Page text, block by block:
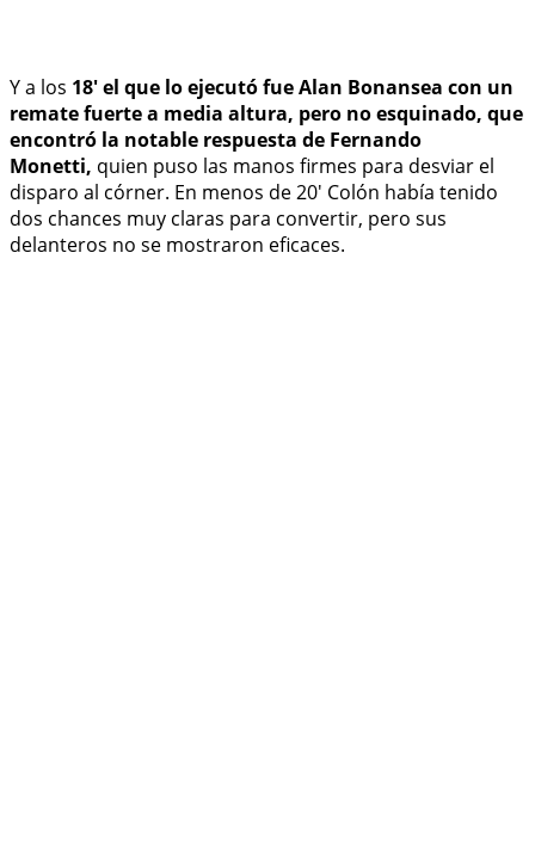
Y a los 18' el que lo ejecutó fue Alan Bonansea con un
remate fuerte a media altura, pero no esquinado, que
encontró la notable respuesta de Fernando
Monetti, quien puso las manos firmes para desviar el
disparo al córner. En menos de 20' Colón había tenido
dos chances muy claras para convertir, pero sus
delanteros no se mostraron eficaces.